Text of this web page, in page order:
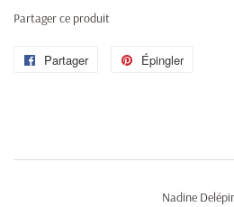
Partager ce produit
Partager
Partager Épingler
Nadine